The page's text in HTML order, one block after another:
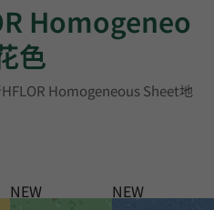
Homogeneo
色
Homogeneous Sheet地
NEW NEW